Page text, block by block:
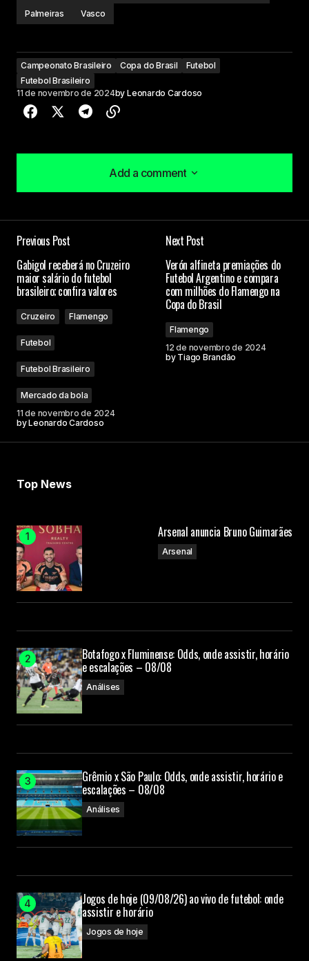
Palmeiras Vasco
Campeonato Brasileiro Copa do Brasil
Futebol
Futebol Brasileiro
11 de novembro de 2024by Leonardo Cardoso
Add a comment
Add a comment
Campos obrigatórios são marcados com*
Your Name
Submit Comment
Previous Post
Gabigol receberá no Cruzeiro
maior salário do futebol
brasileiro; confira valores
Cruzeiro Flamengo
Futebol
Futebol Brasileiro
Mercado da bola
11 de novembro de 2024
byLeonardo Cardoso
Next Post
Verón alfineta premiações do
Futebol Argentino e compara
com milhões do Flamengo na
Copa do Brasil
Flamengo
12 de novembro de 2024
by Tiago Brandão
Top News
Arsenal anuncia Bruno Guimarães
Arsenal
Botafogo x Fluminense: Odds, onde assistir, horário
e escalações – 08/08
Análises
Grêmio x São Paulo: Odds, onde assistir, horário e
escalações – 08/08
Análises
Jogos de hoje (09/08/26) ao vivo de futebol: onde
assistir e horário
Jogos de hoje